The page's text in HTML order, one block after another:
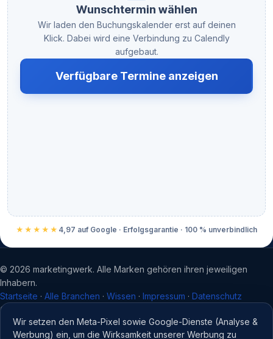
Wunschtermin wählen
Wir laden den Buchungskalender erst auf deinen
Klick. Dabei wird eine Verbindung zu Calendly
aufgebaut.
Verfügbare Termine anzeigen
★★★★★ 4,97 auf Google · Erfolgsgarantie · 100 % unverbindlich
© 2026 marketingwerk. Alle Marken gehören ihren jeweiligen
Inhabern.
Startseite · Alle Branchen · Wissen · Impressum · Datenschutz
Cookie-Einstellungen
Wir setzen den Meta-Pixel sowie Google-Dienste (Analyse &
Werbung) ein, um die Wirksamkeit unserer Werbung zu